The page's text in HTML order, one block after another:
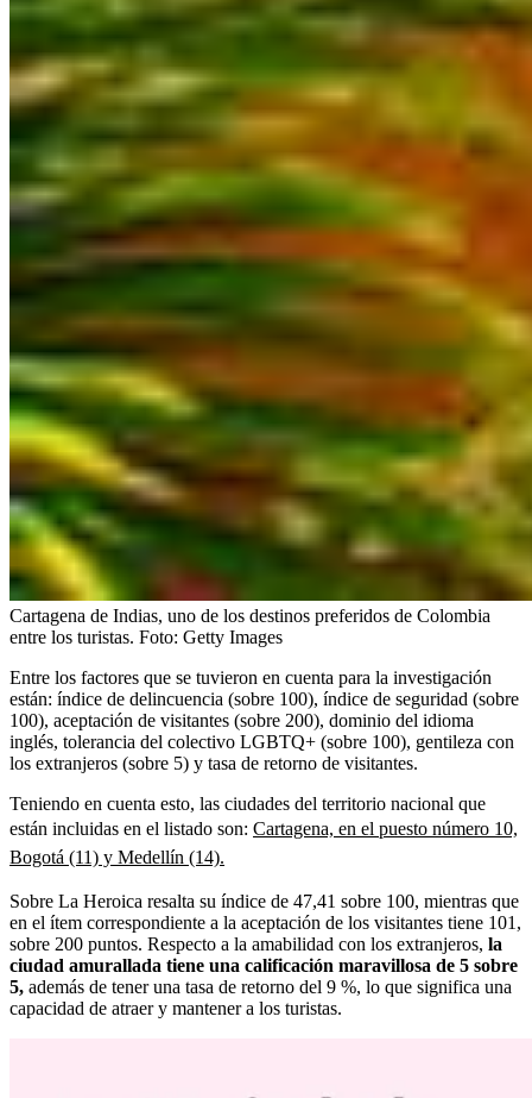
Cartagena de Indias, uno de los destinos preferidos de Colombia
entre los turistas. Foto: Getty Images
Entre los factores que se tuvieron en cuenta para la investigación
están: índice de delincuencia (sobre 100), índice de seguridad (sobre
100), aceptación de visitantes (sobre 200), dominio del idioma
inglés, tolerancia del colectivo LGBTQ+ (sobre 100), gentileza con
los extranjeros (sobre 5) y tasa de retorno de visitantes.
Teniendo en cuenta esto, las ciudades del territorio nacional que
están incluidas en el listado son: Cartagena, en el puesto número 10,
Bogotá (11) y Medellín (14).
Sobre La Heroica resalta su índice de 47,41 sobre 100, mientras que
en el ítem correspondiente a la aceptación de los visitantes tiene 101,
sobre 200 puntos. Respecto a la amabilidad con los extranjeros, la
ciudad amurallada tiene una calificación maravillosa de 5 sobre
5, además de tener una tasa de retorno del 9 %, lo que significa una
capacidad de atraer y mantener a los turistas.